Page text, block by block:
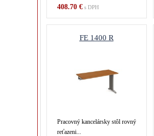
408.70 €s DPH
FE 1400 R
Pracovný kancelársky stôl rovný
reťazeni...